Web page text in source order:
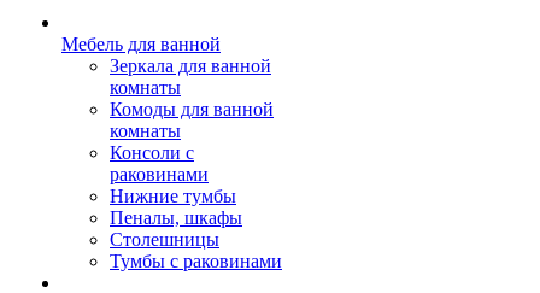
Мебель для ванной
Зеркала для ванной
комнаты
Комоды для ванной
комнаты
Консоли с
раковинами
Нижние тумбы
Пеналы, шкафы
Столешницы
Тумбы с раковинами